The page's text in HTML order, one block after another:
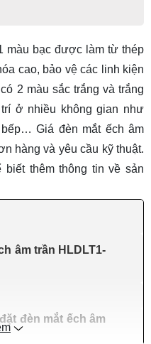
màu bạc được làm từ thép
cao, bảo vệ các linh kiện
2 màu sắc trắng và trắng
ở nhiều không gian như
bếp…Giá đèn mắt ếch âm
hàng và yêu cầu kỹ thuật.
thêm thông tin về sản
âm trần HLDLT1-
đèn mắt ếch âm